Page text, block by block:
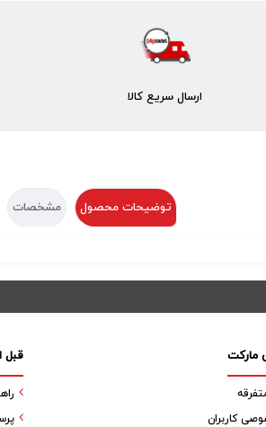
ارسال سریع کالا
توضیحات محصول مشخصات
قبل مارکت
کاربران